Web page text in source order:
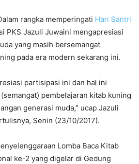
rangka memperingati Hari Santri
PKS Jazuli Juwaini mengapresiasi
yang masih bersemangat
pada era modern sekarang ini.
partisipasi ini dan hal ini
(semangat) pembelajaran kitab kuning
generasi muda,” ucap Jazuli
Senin (23/10/2017).
Lomba Baca Kitab
ke-2 yang digelar di Gedung